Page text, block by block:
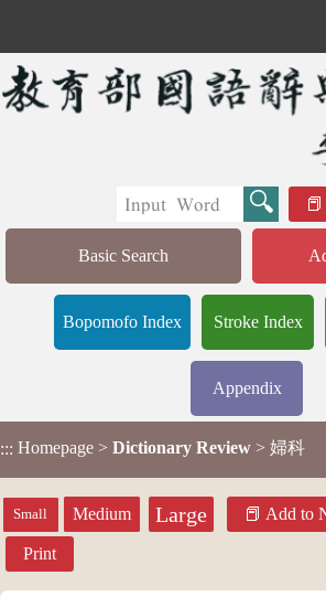
Basic Search
Bopomofo Index Stroke Index
Appendix
::: Homepage > Dictionary Review > 婦科
Small Medium Large Add to
Print